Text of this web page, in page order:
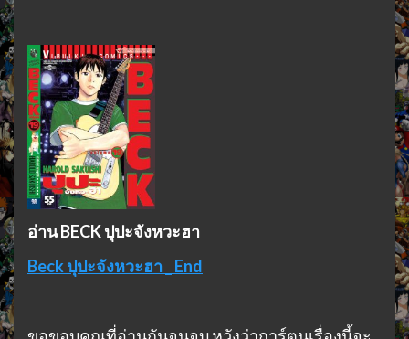
อ่าน BECK ปุปะจังหวะฮา
Beck ปุปะจังหวะฮา _ End